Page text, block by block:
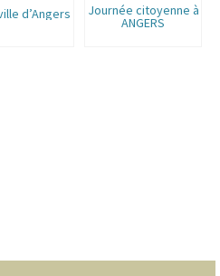
d’Angers Journée citoyenne à
ANGERS